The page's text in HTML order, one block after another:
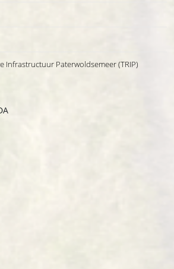
Infrastructuur Paterwoldsemeer (TRIP)